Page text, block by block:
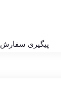
پیگیری سفارش